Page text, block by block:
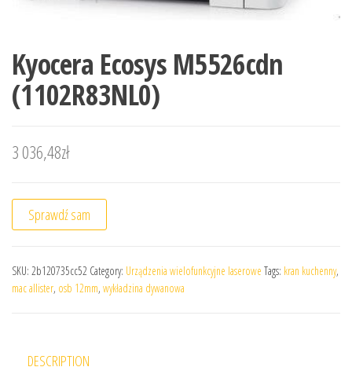
Kyocera Ecosys M5526cdn
(1102R83NL0)
3 036,48zł
Sprawdź sam
SKU: 2b120735cc52 Category: Urządzenia wielofunkcyjne laserowe Tags: kran kuchenny,
mac allister, osb 12mm, wykładzina dywanowa
DESCRIPTION